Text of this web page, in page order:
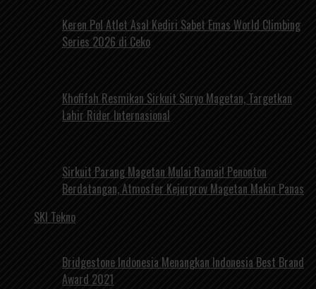
Keren Pol Atlet Asal Kediri Sabet Emas World Climbing
Series 2026 di Ceko
Khofifah Resmikan Sirkuit Suryo Magetan, Targetkan
Lahir Rider Internasional
Sirkuit Parang Magetan Mulai Ramai! Penonton
Berdatangan, Atmosfer Kejurprov Magetan Makin Panas
SKI Tekno
Bridgestone Indonesia Menangkan Indonesia Best Brand
Award 2021